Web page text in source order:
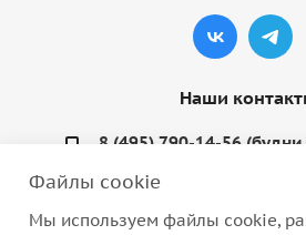
Наши
8 (495) 790-14-56
Файлы cookie
Мы используем файлы cookie,